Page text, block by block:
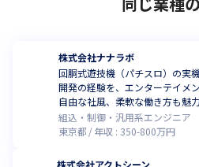
株式会社ナナラボ
回胴式遊技機（パチスロ）の実
開発の経験を、エンターテイメ
自由な社風、柔軟な働き方も魅
組込・制御・汎用系エンジニア
東京都
年収 : 350-800万円
株式会社アクトシーン